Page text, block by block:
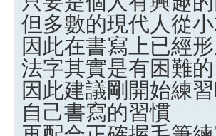
但多數的現代人從
因此在書寫上已經
法字其實是有困難的
因此建議剛開始練
自己書寫的習慣